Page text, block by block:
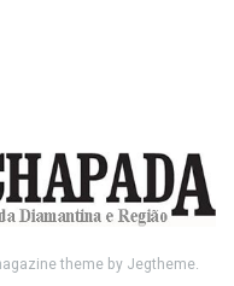
theme by Jegtheme.